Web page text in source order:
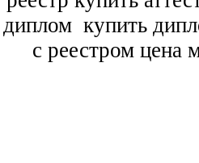
диплом купить
с реестром цена